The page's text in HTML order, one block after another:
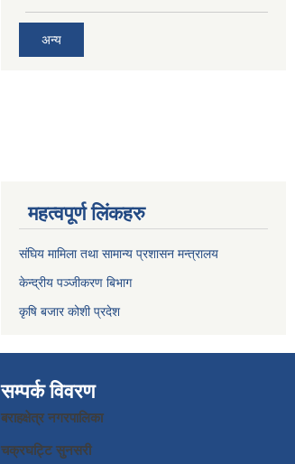
अन्य
महत्वपूर्ण लिंकहरु
संघिय मामिला तथा सामान्य प्रशासन मन्त्रालय
केन्द्रीय पञ्जीकरण बिभाग
कृषि बजार कोशी प्रदेश
सम्पर्क विवरण
बराहक्षेत्र नगरपालिका
चक्रघट्टि सुनसरी